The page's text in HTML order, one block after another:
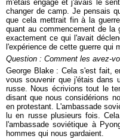
m'étais engagé et j'avais le
changer de camp. Je pensais
que cela mettrait fin à la
quant au commencement de la
exactement ce qui l'avait
l'expérience de cette guerre qui
Question : Comment les avez-
George Blake : Cela s'est fait,
vous souvenir que j'étais dans
russe. Nous écrivions tout le
disant que nous considérions
en protestant. L'ambassade
lu en russe plusieurs fois.
l'ambassade soviétique à
hommes qui nous gardaient.